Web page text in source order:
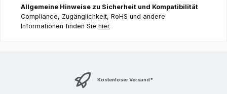
Allgemeine Hinweise zu Sicherheit und Kompatibilität
Compliance, Zugänglichkeit, RoHS und andere
Informationen finden Sie hier
Kostenloser Versand*